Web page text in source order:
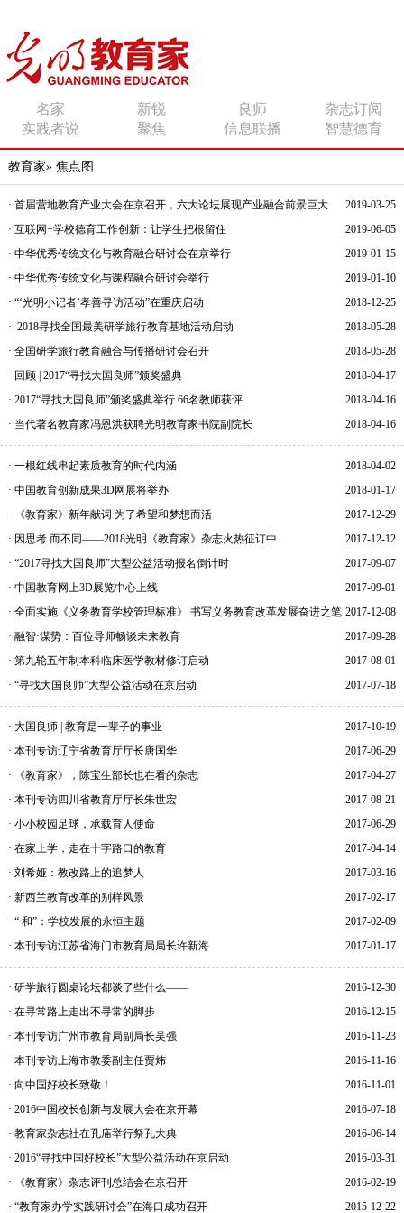
名家 新锐 良师
杂志订阅
实践者说
聚焦 信息联播 智慧德育
教育家» 焦点图
· 首届营地教育产业大会在京召开，六大论坛展现产业融合前景巨大
2019-03-25
· 互联网+学校德育工作创新：让学生把根留住
2019-06-05
· 中华优秀传统文化与教育融合研讨会在京举行
2019-01-15
· 中华优秀传统文化与课程融合研讨会举行
2019-01-10
· “‘光明小记者’孝善寻访活动”在重庆启动
2018-12-25
· 2018寻找全国最美研学旅行教育基地活动启动
2018-05-28
· 全国研学旅行教育融合与传播研讨会召开
2018-05-28
· 回顾 | 2017“寻找大国良师”颁奖盛典
2018-04-17
· 2017“寻找大国良师”颁奖盛典举行 66名教师获评
2018-04-16
· 当代著名教育家冯恩洪获聘光明教育家书院副院长
2018-04-16
· 一根红线串起素质教育的时代内涵
2018-04-02
· 中国教育创新成果3D网展将举办
2018-01-17
· 《教育家》新年献词 为了希望和梦想而活
2017-12-29
· 因思考 而不同——2018光明《教育家》杂志火热征订中
2017-12-12
· “2017寻找大国良师”大型公益活动报名倒计时
2017-09-07
· 中国教育网上3D展览中心上线
2017-09-01
· 全面实施《义务教育学校管理标准》 书写义务教育改革发展奋进之笔 2017-12-08
· 融智·谋势：百位导师畅谈未来教育
2017-09-28
· 第九轮五年制本科临床医学教材修订启动
2017-08-01
· “寻找大国良师”大型公益活动在京启动
2017-07-18
· 大国良师 | 教育是一辈子的事业
2017-10-19
· 本刊专访辽宁省教育厅厅长唐国华
2017-06-29
· 《教育家》，陈宝生部长也在看的杂志
2017-04-27
· 本刊专访四川省教育厅厅长朱世宏
2017-08-21
· 小小校园足球，承载育人使命
2017-06-29
· 在家上学，走在十字路口的教育
2017-04-14
· 刘希娅：教改路上的追梦人
2017-03-16
· 新西兰教育改革的别样风景
2017-02-17
· “ 和”：学校发展的永恒主题
2017-02-09
· 本刊专访江苏省海门市教育局局长许新海
2017-01-17
· 研学旅行圆桌论坛都谈了些什么——
2016-12-30
· 在寻常路上走出不寻常的脚步
2016-12-15
· 本刊专访广州市教育局副局长吴强
2016-11-23
· 本刊专访上海市教委副主任贾炜
2016-11-16
· 向中国好校长致敬！
2016-11-01
· 2016中国校长创新与发展大会在京开幕
2016-07-18
· 教育家杂志社在孔庙举行祭孔大典
2016-06-14
· 2016“寻找中国好校长”大型公益活动在京启动
2016-03-31
· 《教育家》杂志评刊总结会在京召开
2016-02-19
· “教育家办学实践研讨会”在海口成功召开
2015-12-22